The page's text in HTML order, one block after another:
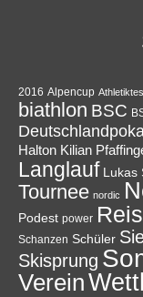
2016 Alpencup
biathlon BSC
Halton Kilian
Langlauf Lukas
Tournee nordic
Podest power
Schanzen Schüler
Skisprung
Verein